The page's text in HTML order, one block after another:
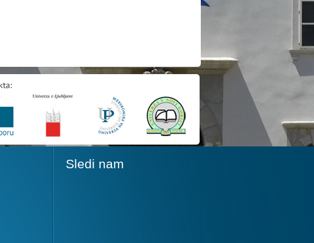
Sledi nam